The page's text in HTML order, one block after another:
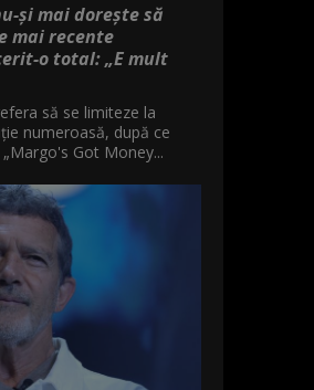
și mai dorește să
mai recente
o total: „E mult
să se limiteze la
numeroasă, după ce
Got Money...